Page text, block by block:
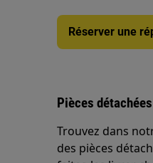
Réserver une
Pièces
Trouvez dans
des pièces